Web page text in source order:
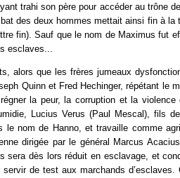
trahi son père pour accéder au trône
des deux hommes mettait ainsi fin à la
fin). Sauf que le nom de Maximus fut
esclaves...
alors que les frères jumeaux
Quinn et Fred Hechinger, répétant le
la peur, la corruption et la violence
Lucius Verus (Paul Mescal), fils
nom de Hanno, et travaille comme
dirigée par le général Marcus
sera dès lors réduit en esclavage, et
de test aux marchands d’esclaves.